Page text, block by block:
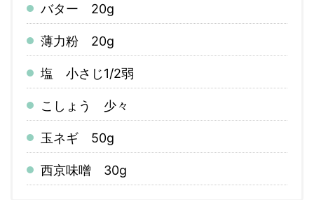
バター 20g
薄力粉 20g
塩 小さじ1/2弱
こしょう 少々
玉ネギ 50g
西京味噌 30g